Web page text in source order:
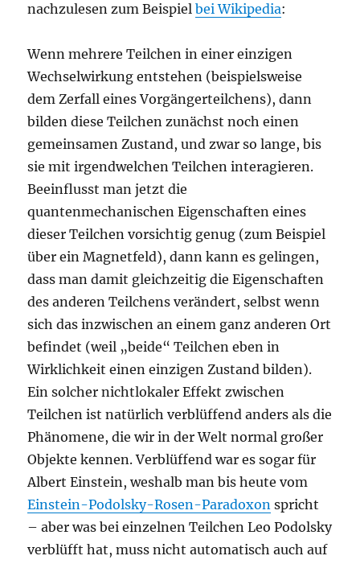
nachzulesen zum Beispielbei Wikipedia:
Wenn mehrere Teilchen in einer einzigen
Wechselwirkung entstehen (beispielsweise
dem Zerfall eines Vorgängerteilchens), dann
bilden diese Teilchen zunächst noch einen
gemeinsamen Zustand, und zwar so lange, bis
sie mit irgendwelchen Teilchen interagieren.
Beeinflusst man jetzt die
quantenmechanischen Eigenschaften eines
dieser Teilchen vorsichtig genug (zum Beispiel
über ein Magnetfeld), dann kann es gelingen,
dass man damit gleichzeitig die Eigenschaften
des anderen Teilchens verändert, selbst wenn
sich das inzwischen an einem ganz anderen Ort
befindet (weil „beide“ Teilchen eben in
Wirklichkeit einen einzigen Zustand bilden).
Ein solcher nichtlokaler Effekt zwischen
Teilchen ist natürlich verblüffend anders als die
Phänomene, die wir in der Welt normal großer
Objekte kennen. Verblüffend war es sogar für
Albert Einstein, weshalb man bis heute vom
Einstein-Podolsky-Rosen-Paradoxon spricht
– aber was bei einzelnen Teilchen Leo Podolsky
verblüfft hat, muss nicht automatisch auch auf